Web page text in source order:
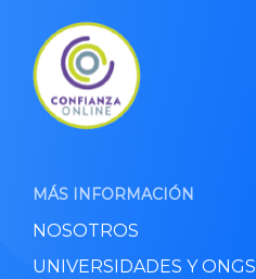
MÁS INFORMACIÓN
NOSOTROS
UNIVERSIDADES Y ONGS